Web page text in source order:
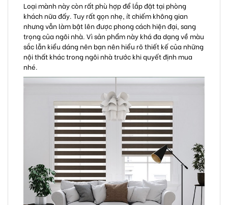
Loại mành này còn rất phù hợp để lắp đặt tại phòng
khách nữa đấy. Tuy rất gọn nhẹ, ít chiếm không gian
nhưng vẫn làm bật lên được phong cách hiện đại, sang
trọng của ngôi nhà. Vì sản phẩm này khá đa dạng về màu
sắc lẫn kiểu dáng nên bạn nên hiểu rõ thiết kế của những
nội thất khác trong ngôi nhà trước khi quyết định mua
nhé.